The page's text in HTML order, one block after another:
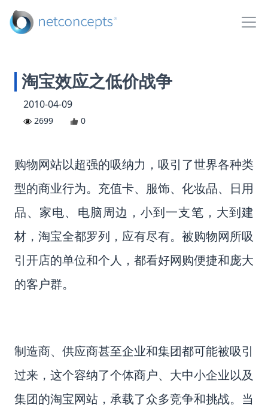
淘宝效应之低价战争
2010-04-09
2699 0
购物网站以超强的吸纳力，吸引了世界各种类
型的商业行为。充值卡、服饰、化妆品、日用
品、家电、电脑周边，小到一支笔，大到建
材，淘宝全都罗列，应有尽有。被购物网所吸
引开店的单位和个人，都看好网购便捷和庞大
的客户群。
制造商、供应商甚至企业和集团都可能被吸引
过来，这个容纳了个体商户、大中小企业以及
集团的淘宝网站，承载了众多竞争和挑战。当